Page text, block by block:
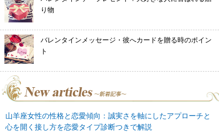
り物
バレンタインメッセージ・彼へカードを贈る時のポイン
ト
山羊座女性の性格と恋愛傾向：誠実さを軸にしたアプローチと
心を開く接し方を恋愛タイプ診断つきで解説